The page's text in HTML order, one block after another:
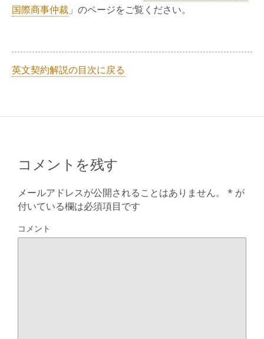
国際商事仲裁 」のページをご覧ください。
英文契約解説の目次に戻る
コメントを残す
メールアドレスが公開されることはありません。 * が
付いている欄は必須項目です
コメント